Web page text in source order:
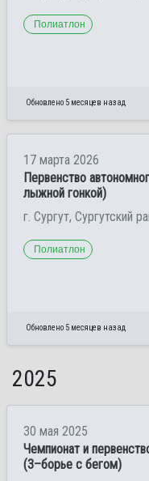
Полиатлон
Обновлено 5 месяцев назад
17 марта 2026
Первенство
лыжной гонкой)
г. Сургут, Сургутский
Полиатлон
Обновлено 5 месяцев назад
2025
30 мая 2025
Чемпионат и
(3–борье с бегом)